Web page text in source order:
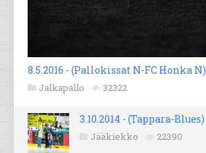
8.5.2016 - (Pallokissat N-FC Honka N)
Jalkapallo 32322
3.10.2014 - (Tappara-Blues)
Jääkiekko 22390